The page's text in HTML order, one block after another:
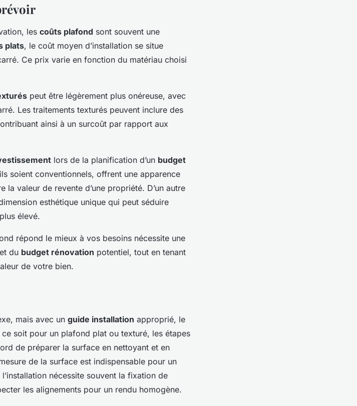
les coûts plafond sont souvent une
plats, le coût moyen d’installation se situe
Ce prix varie en fonction du matériau choisi
peut être légèrement plus onéreuse, avec
Les traitements texturés peuvent inclure des
ainsi à un surcoût par rapport aux
lors de la planification d’un budget
soient conventionnels, offrent une apparence
la valeur de revente d’une propriété. D’un autre
esthétique unique qui peut séduire
élevé.
répond le mieux à vos besoins nécessite une
et du budget rénovation potentiel, tout en tenant
de votre bien.
mais avec un guide installation approprié, le
soit pour un plafond plat ou texturé, les étapes
de préparer la surface en nettoyant et en
de la surface est indispensable pour un
l’installation nécessite souvent la fixation de
les alignements pour un rendu homogène.